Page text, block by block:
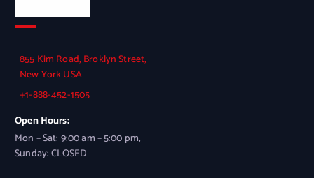
855 Kim Road, Broklyn Street,
New York USA
+1-888-452-1505
Open Hours:
Mon – Sat: 9:00 am – 5:00 pm,
Sunday: CLOSED